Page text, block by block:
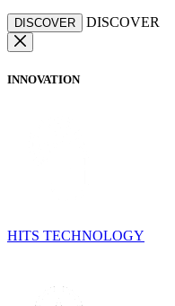
DISCOVER DISCOVER
INNOVATION
HITS TECHNOLOGY